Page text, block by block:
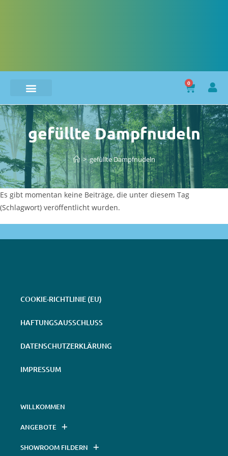
0
gefüllte Dampfnudeln
> gefüllte Dampfnudeln
Es gibt momentan keine Beiträge, die unter diesem Tag
(Schlagwort) veröffentlicht wurden.
COOKIE-RICHTLINIE (EU)
HAFTUNGSAUSSCHLUSS
DATENSCHUTZERKLÄRUNG
IMPRESSUM
WILLKOMMEN
ANGEBOTE
SHOWROOM FILDERN